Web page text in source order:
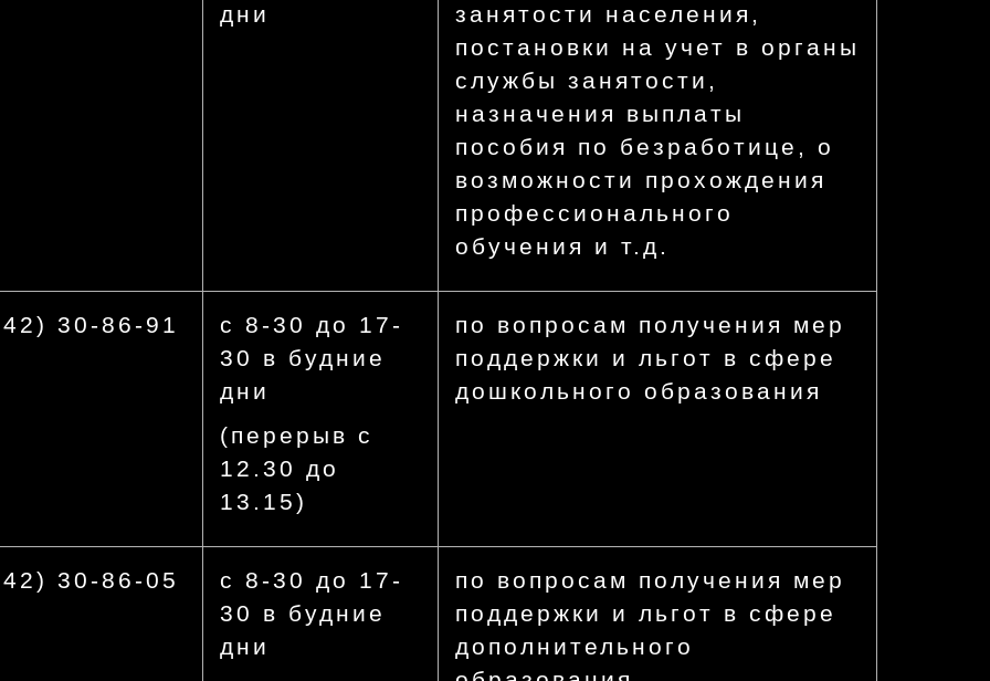
дни
занятости населения,
постановки на учет в органы
службы занятости,
назначения выплаты
пособия по безработице, о
возможности прохождения
профессионального
обучения и т.д.
30-86-91
с 8-30 до 17-
30 в будние
дни
(перерыв с
12.30 до
13.15)
по вопросам получения мер
поддержки и льгот в сфере
дошкольного образования
30-86-05
с 8-30 до 17-
30 в будние
дни
по вопросам получения мер
поддержки и льгот в сфере
дополнительного